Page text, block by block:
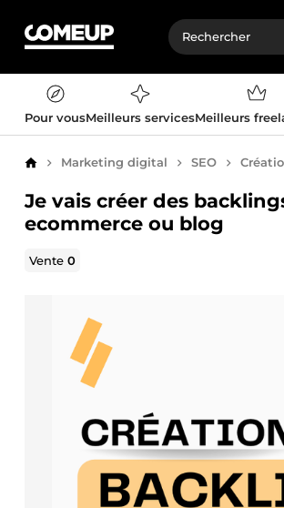
Pour vousMeilleurs servicesMeilleurs
AccueilMarketing digital SEO
Je vais créer des
ecommerce ou blog
Vente0